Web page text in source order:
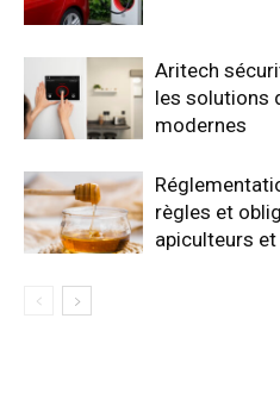
Aritech
les solutions
modernes
règles et
apiculteurs